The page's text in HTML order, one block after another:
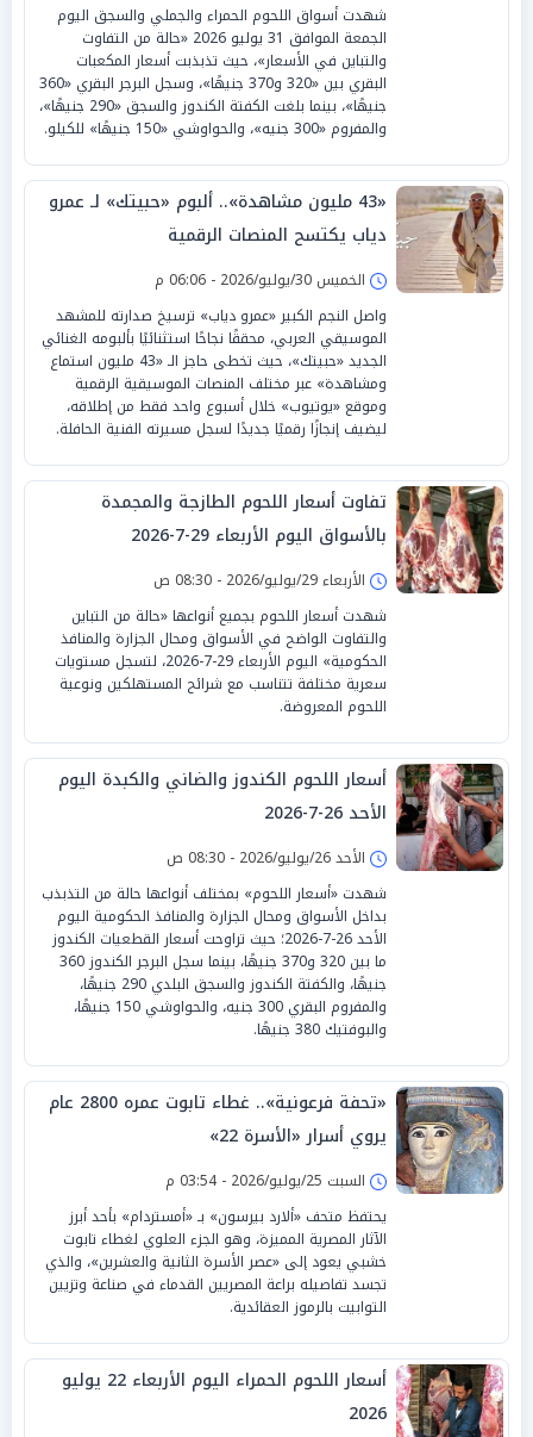
شهدت أسواق اللحوم الحمراء والجملي والسجق اليوم
الجمعة الموافق 31 يوليو 2026 «حالة من التفاوت
والتباين في الأسعار»، حيث تذبذبت أسعار المكعبات
البقري بين «320 و370 جنيهًا»، وسجل البرجر البقري «360
جنيهًا»، بينما بلغت الكفتة الكندوز والسجق «290 جنيهًا»،
والمفروم «300 جنيه»، والحواوشي «150 جنيهًا» للكيلو.
«43 مليون مشاهدة».. ألبوم «حبيتك» لـ عمرو
دياب يكتسح المنصات الرقمية
الخميس 30/يوليو/2026 - 06:06 م
واصل النجم الكبير «عمرو دياب» ترسيخ صدارته للمشهد
الموسيقي العربي، محققًا نجاحًا استثنائيًا بألبومه الغنائي
الجديد «حبيتك»، حيث تخطى حاجز الـ «43 مليون استماع
ومشاهدة» عبر مختلف المنصات الموسيقية الرقمية
وموقع «يوتيوب» خلال أسبوع واحد فقط من إطلاقه،
ليضيف إنجازًا رقميًا جديدًا لسجل مسيرته الفنية الحافلة.
تفاوت أسعار اللحوم الطازجة والمجمدة
بالأسواق اليوم الأربعاء 29-7-2026
الأربعاء 29/يوليو/2026 - 08:30 ص
شهدت أسعار اللحوم بجميع أنواعها «حالة من التباين
والتفاوت الواضح في الأسواق ومحال الجزارة والمنافذ
الحكومية» اليوم الأربعاء 29-7-2026، لتسجل مستويات
سعرية مختلفة تتناسب مع شرائح المستهلكين ونوعية
اللحوم المعروضة.
أسعار اللحوم الكندوز والضاني والكبدة اليوم
الأحد 26-7-2026
الأحد 26/يوليو/2026 - 08:30 ص
شهدت «أسعار اللحوم» بمختلف أنواعها حالة من التذبذب
بداخل الأسواق ومحال الجزارة والمنافذ الحكومية اليوم
الأحد 26-7-2026؛ حيث تراوحت أسعار القطعيات الكندوز
ما بين 320 و370 جنيهًا، بينما سجل البرجر الكندوز 360
جنيهًا، والكفتة الكندوز والسجق البلدي 290 جنيهًا،
والمفروم البقري 300 جنيه، والحواوشي 150 جنيهًا،
والبوفتيك 380 جنيهًا.
«تحفة فرعونية».. غطاء تابوت عمره 2800 عام
يروي أسرار «الأسرة 22»
السبت 25/يوليو/2026 - 03:54 م
يحتفظ متحف «ألارد بيرسون» بـ «أمستردام» بأحد أبرز
الآثار المصرية المميزة، وهو الجزء العلوي لغطاء تابوت
خشبي يعود إلى «عصر الأسرة الثانية والعشرين»، والذي
تجسد تفاصيله براعة المصريين القدماء في صناعة وتزيين
التوابيت بالرموز العقائدية.
أسعار اللحوم الحمراء اليوم الأربعاء 22 يوليو
2026